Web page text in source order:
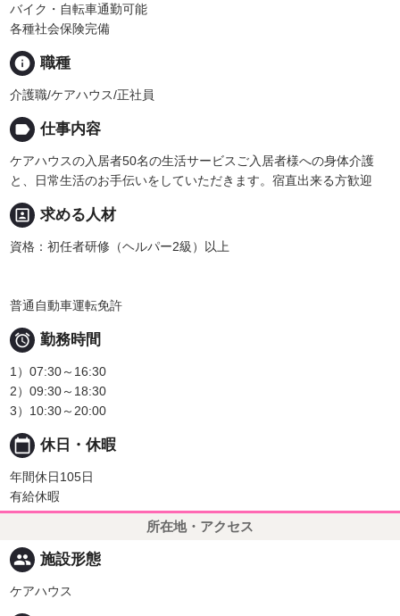
バイク・自転車通勤可能
各種社会保険完備
info 職種
介護職/ケアハウス/正社員
label 仕事内容
ケアハウスの入居者50名の生活サービスご入居者様への身体介護
と、日常生活のお手伝いをしていただきます。宿直出来る方歓迎
portrait 求める人材
資格：初任者研修（ヘルパー2級）以上
普通自動車運転免許
 勤務時間
1）07:30～16:30
2）09:30～18:30
3）10:30～20:00
calendar_today 休日・休暇
年間休日105日
有給休暇
所在地・アクセス
people 施設形態
ケアハウス